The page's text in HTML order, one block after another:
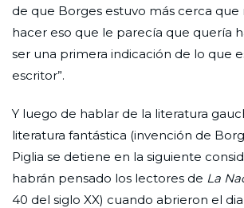
de que Borges estuvo más cerca que
hacer eso que le parecía que quería
ser una primera indicación de lo que
escritor”.
Y luego de hablar de la literatura
literatura fantástica (invención de
Piglia se detiene en la siguiente
habrán pensado los lectores de La
40 del siglo XX) cuando abrieron el